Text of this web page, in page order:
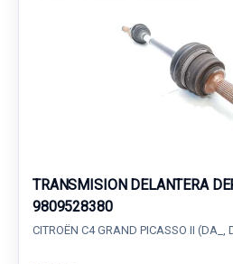
TRANSMISION DELANTERA
9809528380
CITROËN C4 GRAND PICASSO II (DA_,